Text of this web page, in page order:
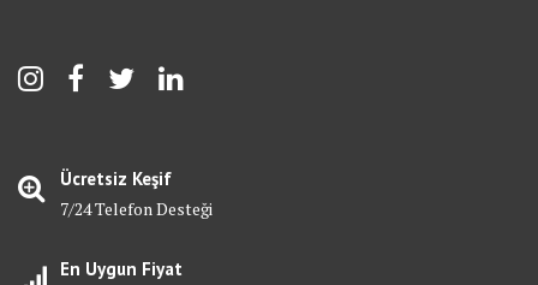
Ücretsiz Keşif
7/24 Telefon Desteği
En Uygun Fiyat